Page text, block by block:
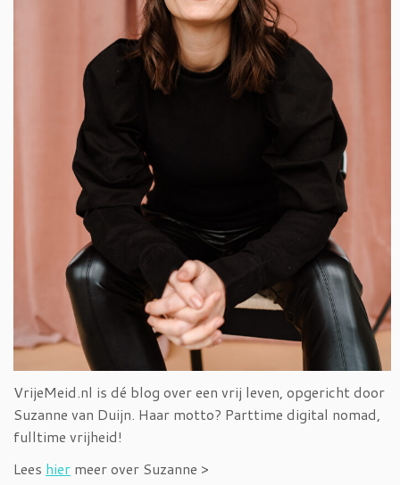
VrijeMeid.nl is dé blog over een vrij leven, opgericht door
Suzanne van Duijn. Haar motto? Parttime digital nomad,
fulltime vrijheid!
Lees hier meer over Suzanne >